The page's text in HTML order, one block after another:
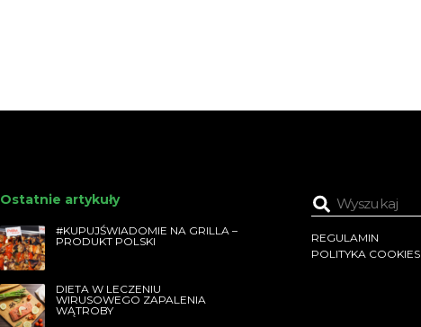
Ostatnie artykuły
#KUPUJŚWIADOMIE NA GRILLA –
PRODUKT POLSKI
DIETA W LECZENIU
WIRUSOWEGO ZAPALENIA
WĄTROBY
REGULAMIN
POLITYKA COOKIES